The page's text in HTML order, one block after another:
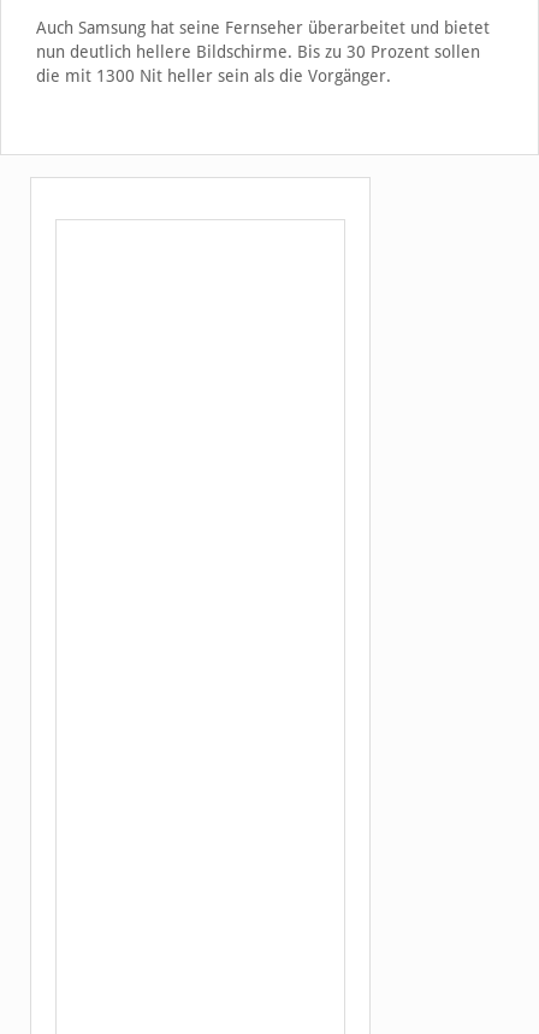
Auch Samsung hat seine Fernseher überarbeitet und bietet
nun deutlich hellere Bildschirme. Bis zu 30 Prozent sollen
die mit 1300 Nit heller sein als die Vorgänger.